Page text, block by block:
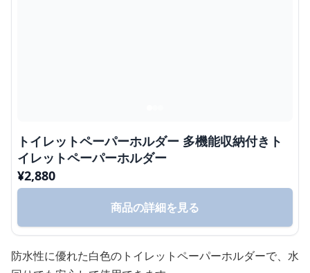
トイレットペーパーホルダー 多機能収納付きト
イレットペーパーホルダー
¥2,880
商品の詳細を見る
防水性に優れた白色のトイレットペーパーホルダーで、水